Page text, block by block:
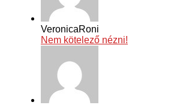
VeronicaRoni
Nem kötelező nézni!